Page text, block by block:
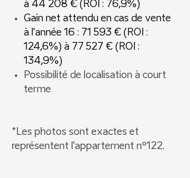
à 44 208 € (ROI : 76,9%)
Gain net attendu en cas de vente
à l'année 16 : 71 593 € (ROI :
124,6%) à 77 527 € (ROI :
134,9%)
Possibilité de localisation à court
terme
*Les photos sont exactes et
représentent l'appartement nº122.